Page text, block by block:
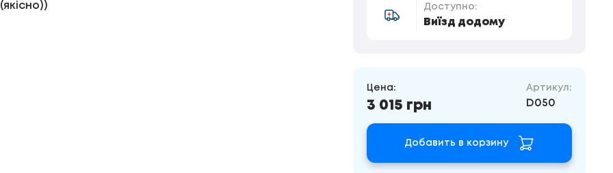
Доступно:
Виїзд додому
Цена:
3 015 грн
Артикул:
D050
Добавить в корзину